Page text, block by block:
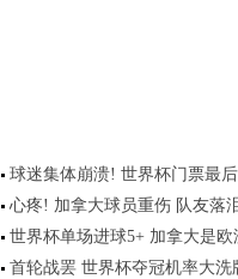
球迷集体崩溃! 世界杯门票最
心疼! 加拿大球员重伤 队友落
世界杯单场进球5+ 加拿大是
首轮战罢 世界杯夺冠机率大洗